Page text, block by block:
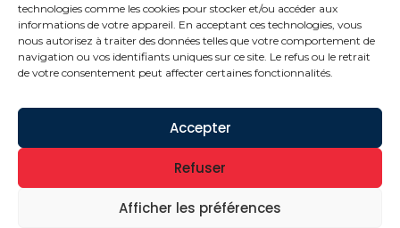
technologies comme les cookies pour stocker et/ou accéder aux
informations de votre appareil. En acceptant ces technologies, vous
nous autorisez à traiter des données telles que votre comportement de
navigation ou vos identifiants uniques sur ce site. Le refus ou le retrait
de votre consentement peut affecter certaines fonctionnalités.
Accepter
Refuser
Afficher les préférences
Qui sommes-nous ?
Conditions générales de vente
Politique de confidentialité
Mentions légales
©2026 Tout droit réservé à AADAEL